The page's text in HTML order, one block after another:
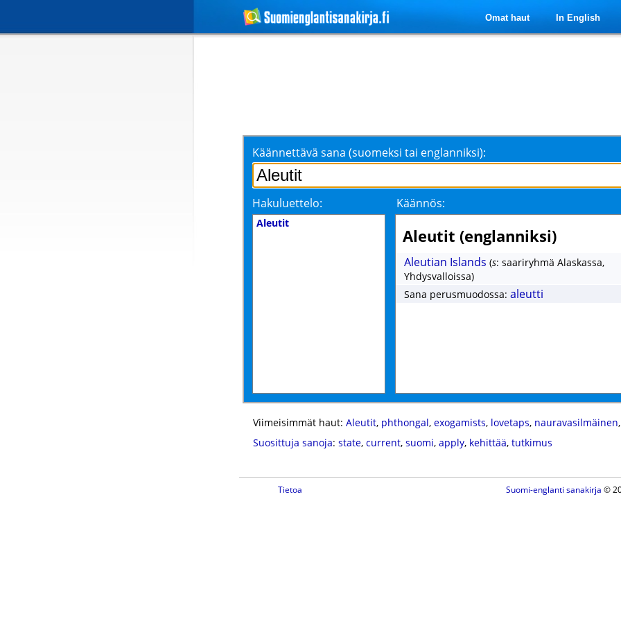
Omat haut In English
Käännettävä sana (suomeksi tai englanniksi):
Hakuluettelo: Käännös:
Aleutit
Aleutit (englanniksi)
Aleutian Islands (s: saariryhmä Alaskassa,
Yhdysvalloissa)
Sana perusmuodossa: aleutti
Viimeisimmät haut: Aleutit, phthongal, exogamists, lovetaps, nauravasilmäinen
Suosittuja sanoja: state, current, suomi, apply, kehittää, tutkimus
Tietoa Suomi-englanti sanakirja ©